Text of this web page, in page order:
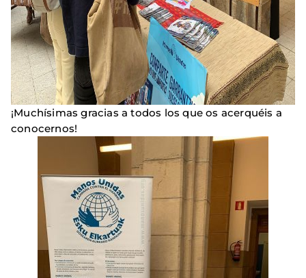
¡Muchísimas gracias a todos los que os acerquéis a
conocernos!